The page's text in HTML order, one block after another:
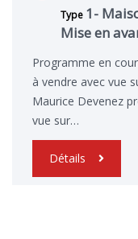
Type 1-
Mise en
Programme en
à vendre avec vue
Maurice Devenez
vue sur…
Détails